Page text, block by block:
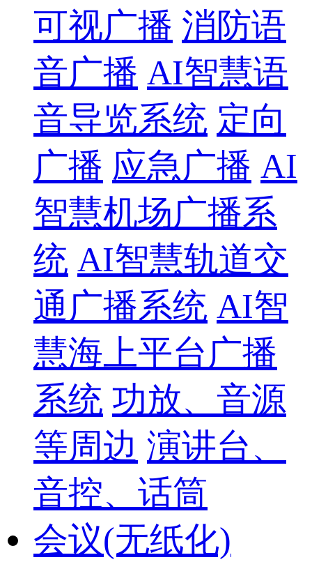
可视广播 消防语
音广播 AI智慧语
音导览系统 定向
广播 应急广播 AI
智慧机场广播系
统 AI智慧轨道交
通广播系统 AI智
慧海上平台广播
系统 功放、音源
等周边 演讲台、
音控、话筒
会议(无纸化)